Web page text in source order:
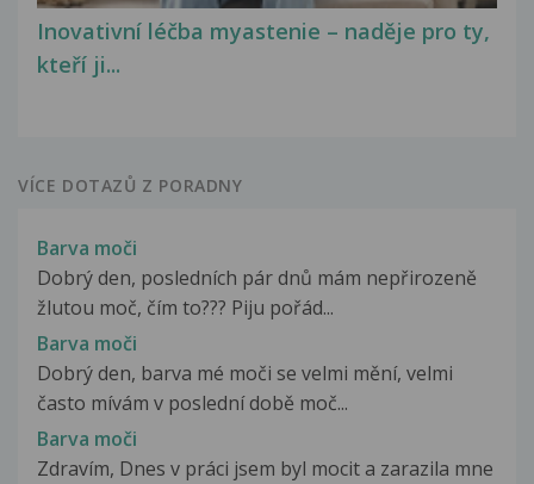
Inovativní léčba myastenie – naděje pro ty,
kteří ji...
VÍCE DOTAZŮ Z PORADNY
Barva moči
Dobrý den, posledních pár dnů mám nepřirozeně
žlutou moč, čím to??? Piju pořád...
Barva moči
Dobrý den, barva mé moči se velmi mění, velmi
často mívám v poslední době moč...
Barva moči
Zdravím, Dnes v práci jsem byl mocit a zarazila mne